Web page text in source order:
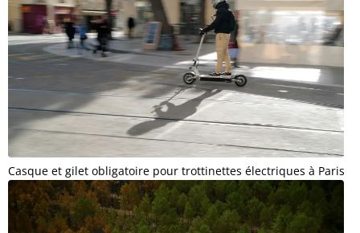
Casque et gilet obligatoire pour trottinettes électriques à Paris